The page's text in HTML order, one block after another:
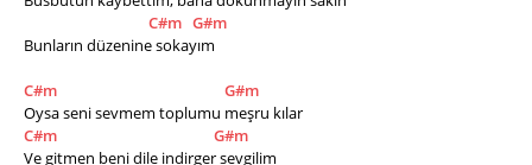
C#m G#m
Bunların düzenine sokayım
C#m
G#m
Oysa seni sevmem toplumu meşru kılar
C#m
G#m
Ve gitmen beni dile indirger sevgilim